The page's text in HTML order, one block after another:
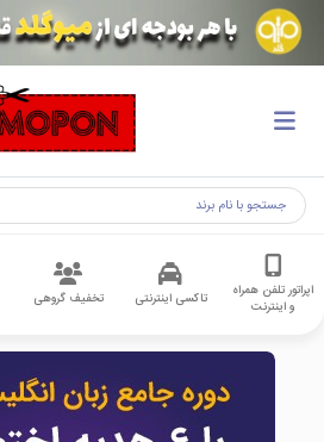
اپراتور تلفن همراه
و اینترنت
تاکسی اینترنتی تخفیف گروهی